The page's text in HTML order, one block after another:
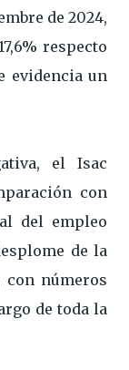
de 2024,
respecto
evidencia un
el Isac
con
del empleo
de la
con números
de toda la